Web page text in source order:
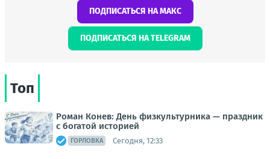
ПОДПИСАТЬСЯ НА МАКС
ПОДПИСАТЬСЯ НА TELEGRAM
Топ
Роман Конев: День физкультурника — праздник
с богатой историей
ГОРЛОВКА Сегодня, 12:33